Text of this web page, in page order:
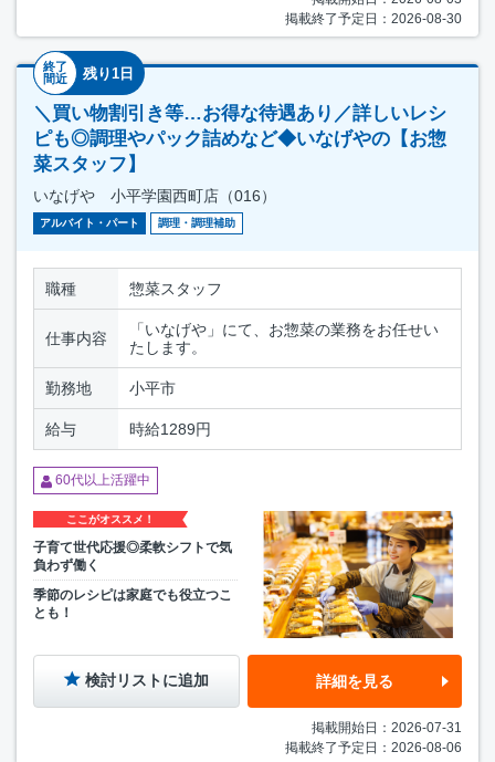
掲載終了予定日：2026-08-30
終了
間近
残り1日
＼買い物割引き等…お得な待遇あり／詳しいレシ
ピも◎調理やパック詰めなど◆いなげやの【お惣
菜スタッフ】
いなげや 小平学園西町店（016）
アルバイト・パート 調理・調理補助
職種 惣菜スタッフ
仕事内容
「いなげや」にて、お惣菜の業務をお任せい
たします。
勤務地 小平市
給与 時給1289円
60代以上活躍中
ここがオススメ！
子育て世代応援◎柔軟シフトで気
負わず働く
季節のレシピは家庭でも役立つこ
とも！
検討リストに追加 詳細を見る
掲載開始日：2026-07-31
掲載終了予定日：2026-08-06